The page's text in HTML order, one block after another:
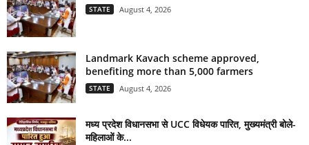
STATE August 4, 2026
Landmark Kavach scheme approved,
benefiting more than 5,000 farmers
STATE August 4, 2026
मध्य प्रदेश विधानसभा से UCC विधेयक पारित, मुख्यमंत्री बोले-
महिलाओं के...